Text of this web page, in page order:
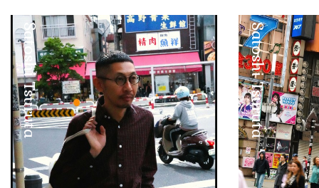
Satoshi Tsuruta Satoshi Tsuruta